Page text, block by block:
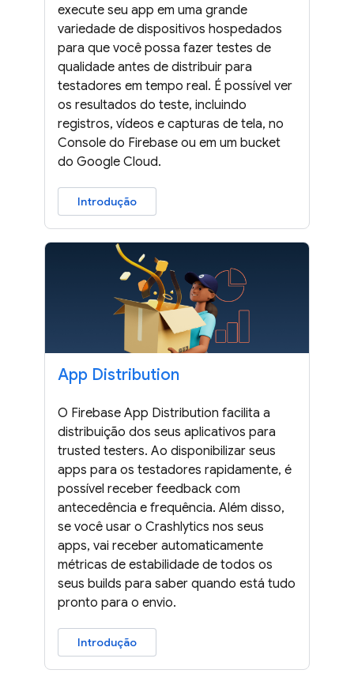
execute seu app em uma grande
variedade de dispositivos hospedados
para que você possa fazer testes de
qualidade antes de distribuir para
testadores em tempo real. É possível ver
os resultados do teste, incluindo
registros, vídeos e capturas de tela, no
Console do Firebase ou em um bucket
do Google Cloud.
Introdução
App Distribution
O Firebase App Distribution facilita a
distribuição dos seus aplicativos para
trusted testers. Ao disponibilizar seus
apps para os testadores rapidamente, é
possível receber feedback com
antecedência e frequência. Além disso,
se você usar o Crashlytics nos seus
apps, vai receber automaticamente
métricas de estabilidade de todos os
seus builds para saber quando está tudo
pronto para o envio.
Introdução